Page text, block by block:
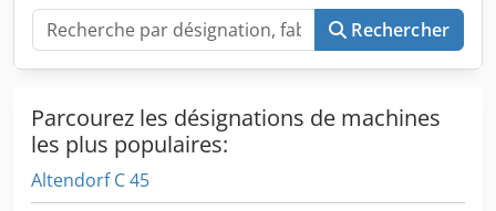
Rechercher
Parcourez les désignations de machines
les plus populaires:
Altendorf C 45